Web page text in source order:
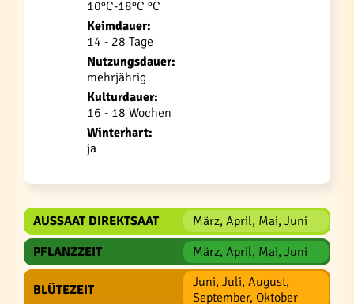
10°C-18°C °C
Keimdauer:
14 - 28 Tage
Nutzungsdauer:
mehrjährig
Kulturdauer:
16 - 18 Wochen
Winterhart:
ja
AUSSAAT DIREKTSAAT
März, April, Mai, Juni
PFLANZZEIT
März, April, Mai, Juni
BLÜTEZEIT
Juni, Juli, August,
September, Oktober